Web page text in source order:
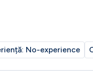
No-experience